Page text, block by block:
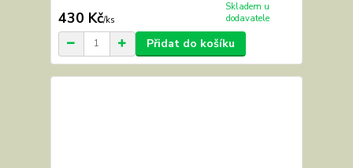
430 Kč/ks
Skladem u
dodavatele
Přidat do košíku